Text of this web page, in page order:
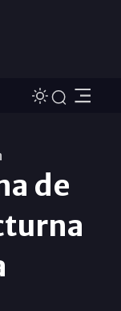
de